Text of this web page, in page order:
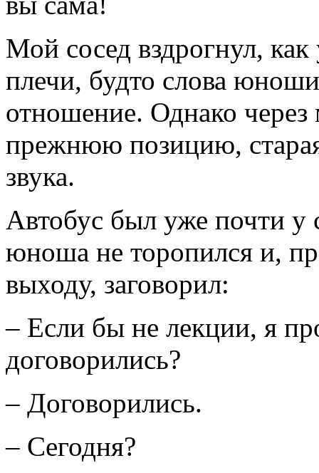
Мой сосед вздрогнул,
плечи, будто слова
отношение. Однако
прежнюю позицию,
звука.
Автобус был уже почти у
юноша не торопился и,
выходу, заговорил:
– Если бы не лекции, я
договорились?
– Договорились.
– Сегодня?